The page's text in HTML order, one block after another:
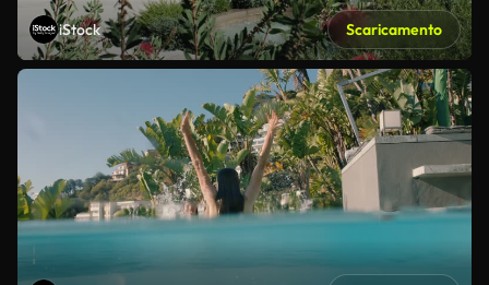
iStock Scaricamento